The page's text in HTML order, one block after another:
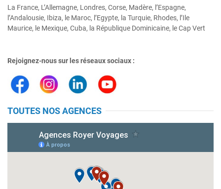
La France, L’Allemagne, Londres, Corse, Madère, l’Espagne,
l’Andalousie, Ibiza, le Maroc, l’Egypte, la Turquie, Rhodes, l’Ile
Maurice, le Mexique, Cuba, la République Dominicaine, le Cap Vert
Rejoignez-nous sur les réseaux sociaux :
TOUTES NOS AGENCES